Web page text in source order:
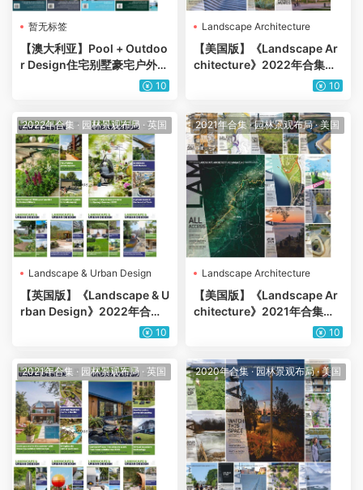
暂无标签
【澳大利亚】Pool + Outdoo
r Design住宅别墅豪宅户外泳
池花园泳池设计布局pdf杂志
10
Landscape Architecture
【美国版】《Landscape Ar
chitecture》2022年合集美
国城市规划建筑景观规划园林
本）
10
2022年合集· 园林景观布局 · 英国
Landscape & Urban Design
【英国版】《Landscape & U
rban Design》2022年合集
城市景观绿化花园自然环境公
10
2021年合集·园林景观布局·美国
Landscape Architecture
【美国版】《Landscape Ar
chitecture》2021年合集美
国城市规划建筑景观规划园林
本）
10
2021年合集 · 园林景观布局 · 英国 2020年合集·园林景观布局·美国